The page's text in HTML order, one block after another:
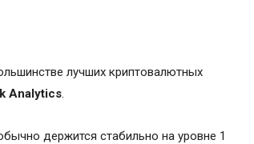
лучших криптовалютных
Analytics.
держится стабильно на уровне 1